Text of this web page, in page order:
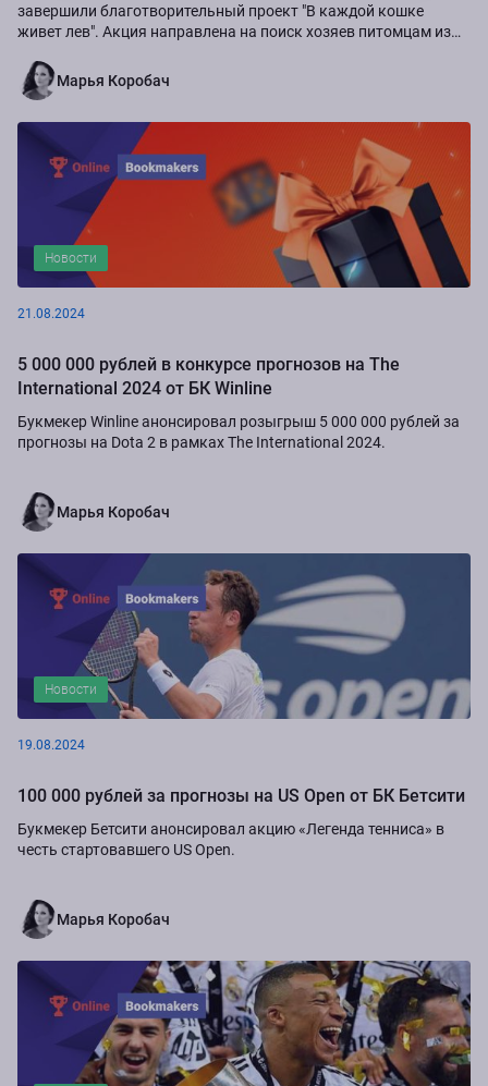
завершили благотворительный проект "В каждой кошке
живет лев". Акция направлена на поиск хозяев питомцам из
Марья Коробач
Новости
21.08.2024
5 000 000 рублей в конкурсе прогнозов на The
International 2024 от БК Winline
Букмекер Winline анонсировал розыгрыш 5 000 000 рублей за
прогнозы на Dota 2 в рамках The International 2024.
Марья Коробач
Новости
19.08.2024
100 000 рублей за прогнозы на US Open от БК Бетсити
Букмекер Бетсити анонсировал акцию «Легенда тенниса» в
честь стартовавшего US Open.
Марья Коробач